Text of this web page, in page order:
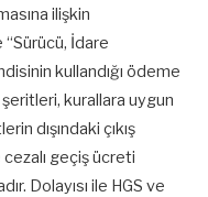
ilişkin
İdare
kullandığı ödeme
kurallara uygun
dışındaki çıkış
geçiş ücreti
Dolayısı ile HGS ve